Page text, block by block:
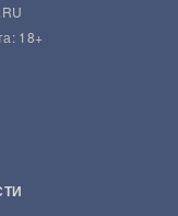
18+